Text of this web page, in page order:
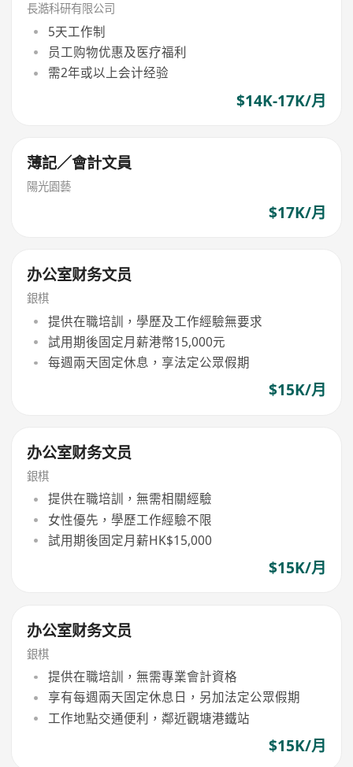
長澔科研有限公司
5天工作制
员工购物优惠及医疗福利
需2年或以上会计经验
$14K-17K/月
薄記／會計文員
陽光園藝
$17K/月
办公室财务文员
銀棋
提供在職培訓，學歷及工作經驗無要求
試用期後固定月薪港幣15,000元
每週兩天固定休息，享法定公眾假期
$15K/月
办公室财务文员
銀棋
提供在職培訓，無需相關經驗
女性優先，學歷工作經驗不限
試用期後固定月薪HK$15,000
$15K/月
办公室财务文员
銀棋
提供在職培訓，無需專業會計資格
享有每週兩天固定休息日，另加法定公眾假期
工作地點交通便利，鄰近觀塘港鐵站
$15K/月